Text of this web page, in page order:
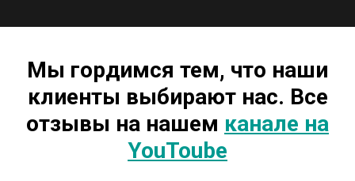
Мы гордимся тем, что наши
клиенты выбирают нас. Все
отзывы на нашем канале на
YouToube